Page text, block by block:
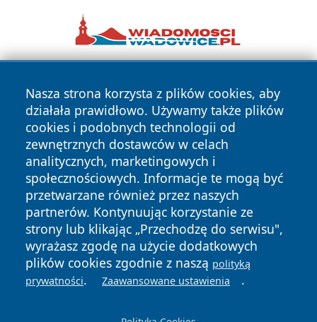
Nasza strona korzysta z plików cookies, aby
działała prawidłowo. Używamy także plików
cookies i podobnych technologii od
zewnętrznych dostawców w celach
analitycznych, marketingowych i
społecznościowych. Informacje te mogą być
przetwarzane również przez naszych
partnerów. Kontynuując korzystanie ze
strony lub klikając „Przechodzę do serwisu",
wyrażasz zgodę na użycie dodatkowych
plików cookies zgodnie z naszą polityką
prywatności. Zaawansowane ustawienia .
Copyright © 2026 24slupsk.pl Wszystkie prawa zastrzeżone.
News Autorzy
Polityka
Prywatności
Polityka
Cookies